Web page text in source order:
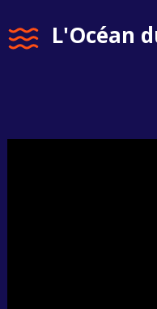
L'Océan